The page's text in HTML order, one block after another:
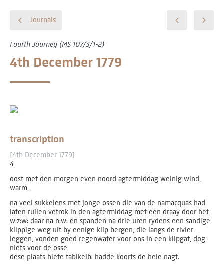
Journals
Fourth Journey (MS 107/3/1-2)
4th December 1779
transcription
[4th December 1779]
4
oost met den morgen even noord agtermiddag weinig wind,
warm,
na veel sukkelens met jonge ossen die van de namacquas had
laten ruilen vetrok in den agtermiddag met een draay door het
w:z:w: daar na n:w: en spanden na drie uren rydens een sandige
klippige weg uit by eenige klip bergen, die langs de rivier
leggen, vonden goed regenwater voor ons in een klipgat, dog
niets voor de osse
dese plaats hiete tabikeib. hadde koorts de hele nagt.